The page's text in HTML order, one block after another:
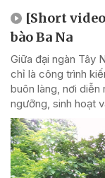
[Short
bào Ba Na
Giữa đại ngàn Tây
chỉ là công trình
buôn làng, nơi
ngưỡng, sinh hoạt